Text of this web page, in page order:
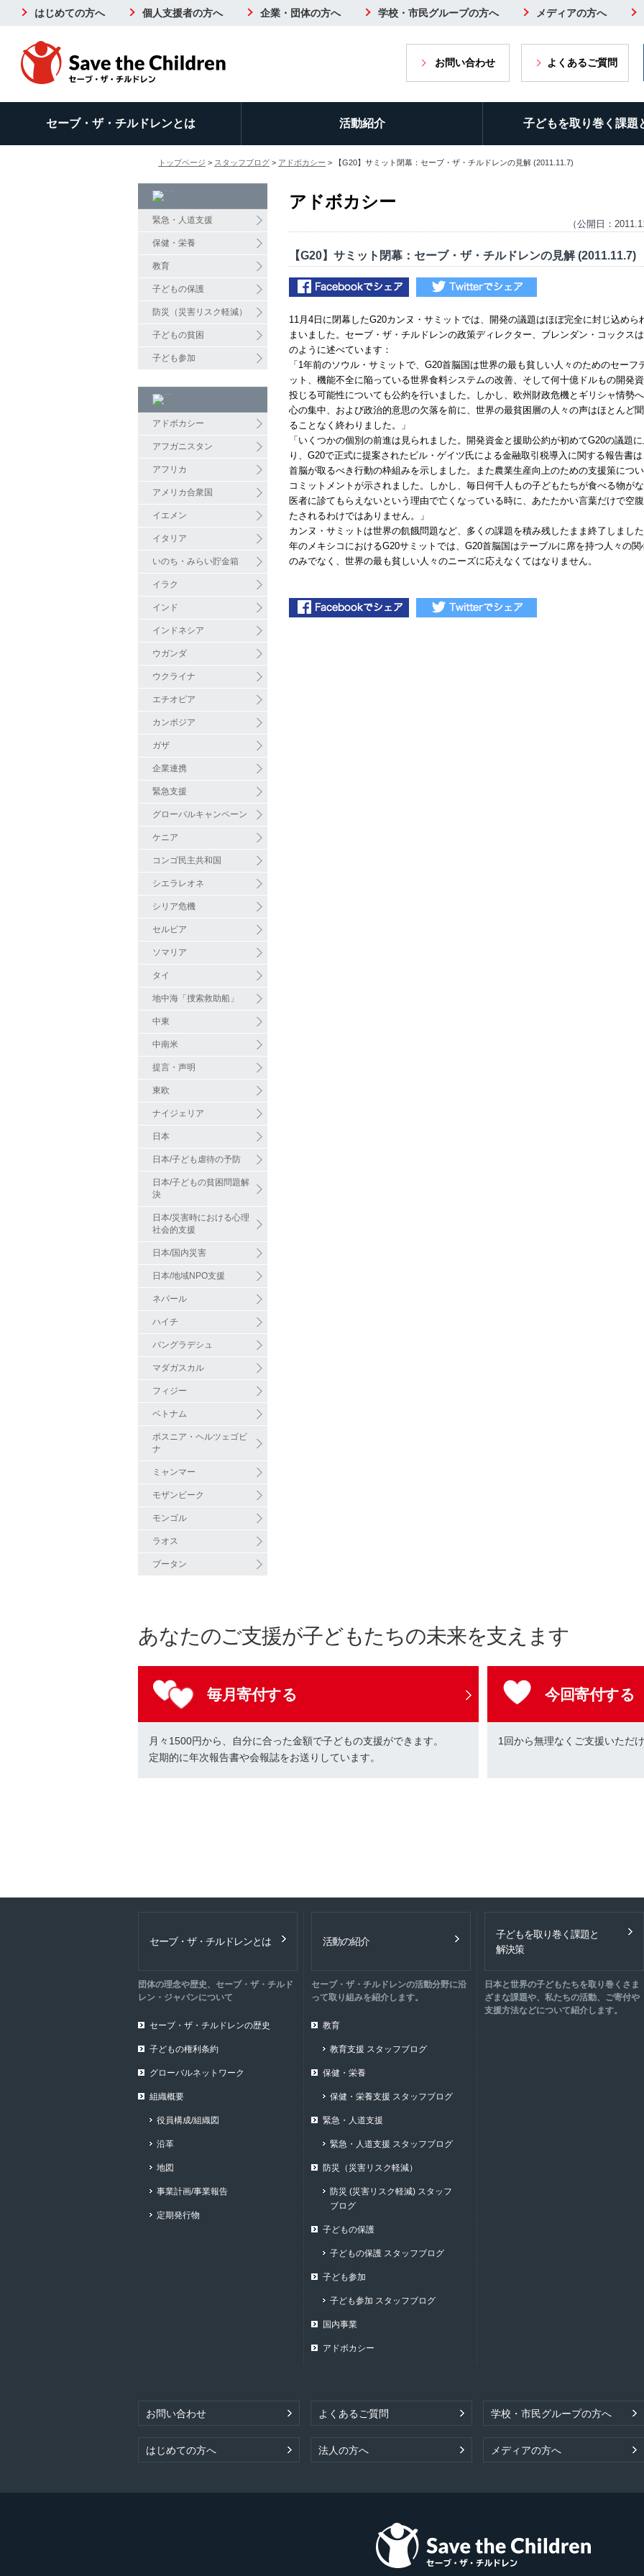
はじめての方へ 個人支援者の方へ 企業・団体の方へ 学校・市民グループの方へ メディアの方へ
お問い合わせ よくあるご質問
セーブ・ザ・チルドレンとは 活動紹介 子どもを取り巻く課題
トップページ > スタッフブログ > アドボカシー > 【G20】サミット閉幕：セーブ・ザ・チルドレンの見解 (2011.11.7)
緊急・人道支援
保健・栄養
教育
子どもの保護
防災（災害リスク軽減）
子どもの貧困
子ども参加
アドボカシー
アフガニスタン
アフリカ
アメリカ合衆国
イエメン
イタリア
いのち・みらい貯金箱
イラク
インド
インドネシア
ウガンダ
ウクライナ
エチオピア
カンボジア
ガザ
企業連携
緊急支援
グローバルキャンペーン
ケニア
コンゴ民主共和国
シエラレオネ
シリア危機
セルビア
ソマリア
タイ
地中海「捜索救助船」
中東
中南米
提言・声明
東欧
ナイジェリア
日本
日本/子ども虐待の予防
日本/子どもの貧困問題解
決
日本/災害時における心理
社会的支援
日本/国内災害
日本/地域NPO支援
ネパール
ハイチ
バングラデシュ
マダガスカル
フィジー
ベトナム
ボスニア・ヘルツェゴビ
ナ
ミャンマー
モザンビーク
モンゴル
ラオス
ブータン
アドボカシー
（公開日：
【G20】サミット閉幕：セーブ・ザ・チルドレンの見解 (2011.11.7)
11月 4 日に閉幕したG20カンヌ・サミットでは、開発の議題はほぼ完全に封じ込めら
まいました。セーブ・ザ・チルドレンの政策ディレクター、ブレンダン・コックス
のように述べています：
「 1年前のソウル・サミットで、 G20首脳国は世界の最も貧しい人々のためのセーフ
ット、機能不全に陥っている世界食料システムの改善、そして何十億ドルもの開発
投じる可能性についても公約を行いました。しかし、欧州財政危機とギリシャ情勢
心の集中、および政治的意思の欠落を前に、世界の最貧困層の人々の声はほとんど
ることなく終わりました。」
「いくつかの個別の前進は見られました。開発資金と援助公約が初めてG20の議題
り、 G20で正式に提案されたビル・ゲイツ氏による金融取引税導入に関する報告書
首脳が取るべき行動の枠組みを示しました。また農業生産向上のための支援策につ
コミットメントが示されました。しかし、毎日何千人もの子どもたちが食べる物が
医者に診てもらえないという理由で亡くなっている時に、あたたかい言葉だけで空
たされるわけではありません。」
カンヌ・サミットは世界の飢餓問題など、多くの課題を積み残したまま終了しまし
年のメキシコにおけるG20サミットでは、 G20首脳国はテーブルに席を持つ人々の関
のみでなく、世界の最も貧しい人々のニーズに応えなくてはなりません。
あなたのご支援が子どもたちの未来を支えます
毎月寄付する
月々1500円から、自分に合った金額で子どもの支援ができます。
定期的に年次報告書や会報誌をお送りしています。
今回寄付する
1回から無理なくご支援いただ
セーブ・ザ・チルドレンとは
団体の理念や歴史、セーブ・ザ・チルド
レン・ジャパンについて
セーブ・ザ・チルドレンの歴史
子どもの権利条約
グローバルネットワーク
組織概要
役員構成/組織図
沿革
地図
事業計画/事業報告
定期発行物
活動の紹介
セーブ・ザ・チルドレンの活動分野に沿
って取り組みを紹介します。
教育
教育支援 スタッフブログ
保健・栄養
保健・栄養支援 スタッフブログ
緊急・人道支援
緊急・人道支援 スタッフブログ
防災（災害リスク軽減）
防災 (災害リスク軽減) スタッフ
ブログ
子どもの保護
子どもの保護 スタッフブログ
子ども参加
子ども参加 スタッフブログ
国内事業
アドボカシー
子どもを取り巻く課題と
解決策
日本と世界の子どもたちを取り巻くさま
ざまな課題や、私たちの活動、ご寄付や
支援方法などについて紹介します。
お問い合わせ よくあるご質問 学校・市民グループの方へ
はじめての方へ 法人の方へ メディアの方へ